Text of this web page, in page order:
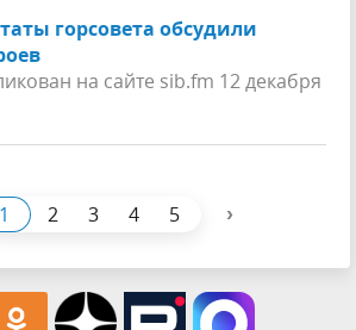
горсовета обсудили
на сайте sib.fm 12 декабря
1 2 3 4 5 ›